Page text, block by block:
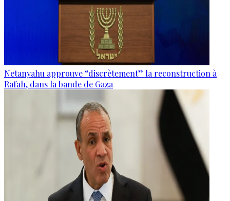
Netanyahu approuve “discrètement” la reconstruction à
Rafah, dans la bande de Gaza